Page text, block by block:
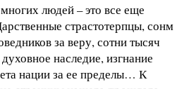
людей – это все еще
страстотерпцы, сонм
за веру, сотни тысяч
наследие, изгнание
нации за ее пределы… К